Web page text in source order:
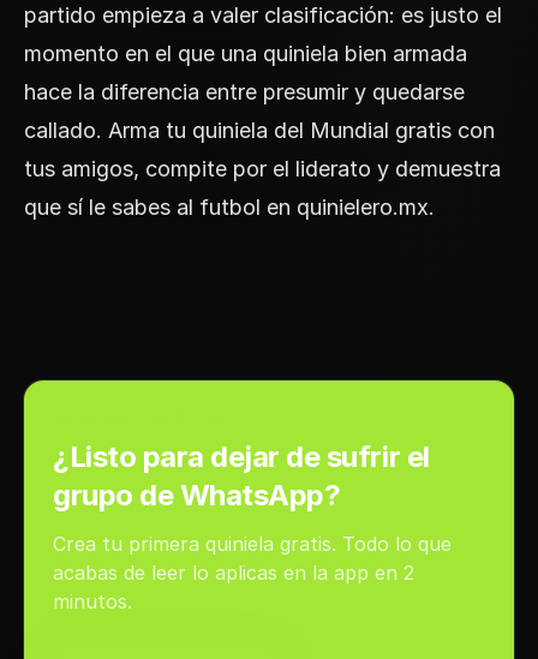
partido empieza a valer clasificación: es justo el
momento en el que una quiniela bien armada
hace la diferencia entre presumir y quedarse
callado. Arma tu quiniela del Mundial gratis con
tus amigos, compite por el liderato y demuestra
que sí le sabes al futbol en quinielero.mx.
¿Listo para dejar de sufrir el
grupo de WhatsApp?
Crea tu primera quiniela gratis. Todo lo que
acabas de leer lo aplicas en la app en 2
minutos.